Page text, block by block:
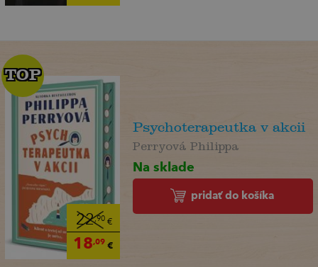
22,90€
18,09€
TOP
TOP
Psychoterapeutka v akcii
Perryová Philippa
Na sklade
pridať do košíka